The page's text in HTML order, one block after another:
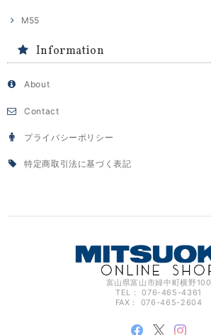
M55
Information
About
Contact
プライバシーポリシー
特定商取引法に基づく表記
富山県富山市婦中町横野100
TEL： 076-465-4361
FAX： 076-465-2604